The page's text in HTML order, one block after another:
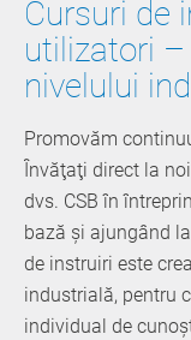
Cursuri de
utilizatori
nivelului
Promovăm
Învăţaţi direct la
dvs. CSB în
bază şi ajungând
de instruiri este
industrială, pentru
individual de